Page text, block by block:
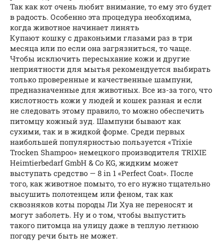
Так как кот очень любит внимание, то ему это будет
в радость. Особенно эта процедура необходима,
когда животное начинает линять
Купают кошку с драконьими глазами раз в три
месяца или по если она загрязниться, то чаще.
Чтобы исключить пересыхание кожи и другие
неприятности для мытья рекомендуется выбирать
только проверенные и качественные шампуни,
предназначенные для животных. Все из-за того, что
кислотность кожи у людей и кошек разная и если
не следовать этому правило, то можно обеспечить
питомцу кожный зуд. Шампуни бывают как
сухими, так и в жидкой форме. Среди первых
наибольшей популярностью пользуется «Trixie
Trocken Shampoo» немецкого производителя TRIXIE
Heimtierbedarf GmbH & Co KG, жидким может
выступать средство — 8 in 1 «Perfect Coat». После
того, как животное помыто, то его нужно тщательно
высушить полотенцем или феном, так как
сквозняков коты породы Ли Хуа не переносят и
могут заболеть. Ну и о том, чтобы выпустить
такого питомца на улицу даже в теплую летнюю
погоду речи быть не может.